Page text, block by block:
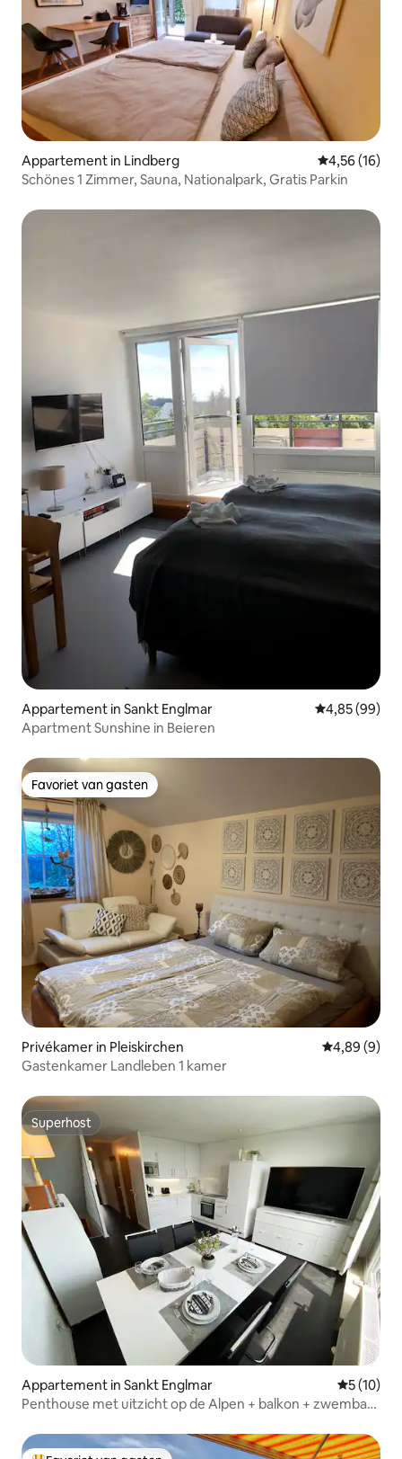
Appartement in Lindberg Gemiddelde
4,56 (16)
Schönes 1 Zimmer, Sauna, Nationalpark, Gratis Parkin
Appartement in Sankt Englmar Gemiddelde
4,85 (99)
Apartment Sunshine in Beieren
Favoriet van gasten
Favoriet van gasten
Privékamer in Pleiskirchen Gemiddelde
4,89 (9)
Gastenkamer Landleben 1 kamer
Superhost
Superhost
Appartement in Sankt Englmar
5 (10)
Penthouse met uitzicht op de Alpen + balkon + zwembad